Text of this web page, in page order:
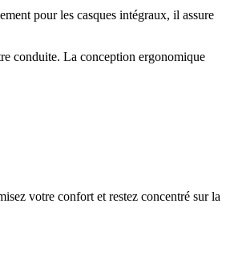
pour les casques intégraux, il assure
conduite. La conception ergonomique
votre confort et restez concentré sur la